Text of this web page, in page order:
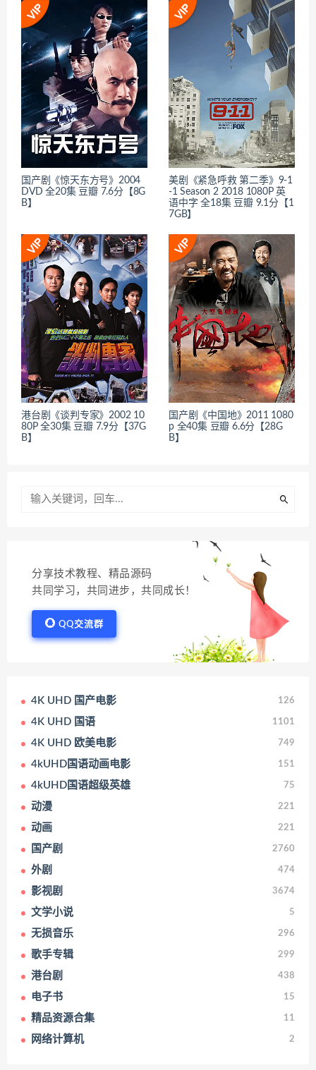
国产剧《惊天东方号》2004
DVD 全20集 豆瓣 7.6分【8G
B】
美剧《紧急呼救 第二季》9-1
-1 Season 2 2018 1080P 英
语中字 全18集 豆瓣 9.1分【1
7GB】
港台剧《谈判专家》2002 10
80P 全30集 豆瓣 7.9分【37G
B】
国产剧《中国地》2011 1080
p 全40集 豆瓣 6.6分【28G
B】
分享技术教程、精品源码
共同学习，共同进步，共同成长！
QQ交流群
4K UHD 国产电影 126
4K UHD 国语 1101
4K UHD 欧美电影 749
4kUHD国语动画电影 151
4kUHD国语超级英雄 75
动漫 221
动画 221
国产剧 2760
外剧 474
影视剧 3674
文学小说 5
无损音乐 296
歌手专辑 299
港台剧 438
电子书 15
精品资源合集 11
网络计算机 2